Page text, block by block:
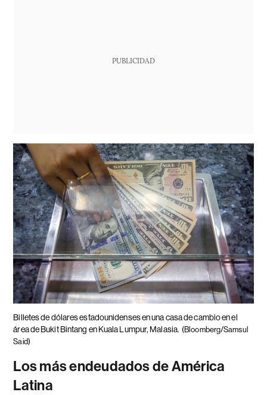
PUBLICIDAD
Billetes de dólares estadounidenses en una casa de cambio en el
área de Bukit Bintang en Kuala Lumpur, Malasia. (Bloomberg/Samsul
Said)
Los más endeudados de América
Latina